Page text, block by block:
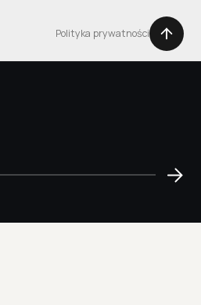
Polityka prywatności